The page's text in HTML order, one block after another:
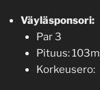
Väyläsponsori:
Par 3
Pituus: 103m
Korkeusero: